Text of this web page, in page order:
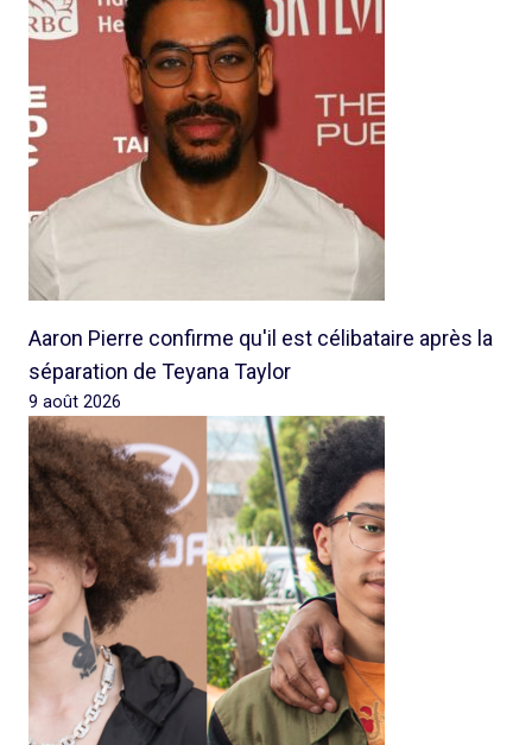
Aaron Pierre confirme qu'il est célibataire après la
séparation de Teyana Taylor
9 août 2026